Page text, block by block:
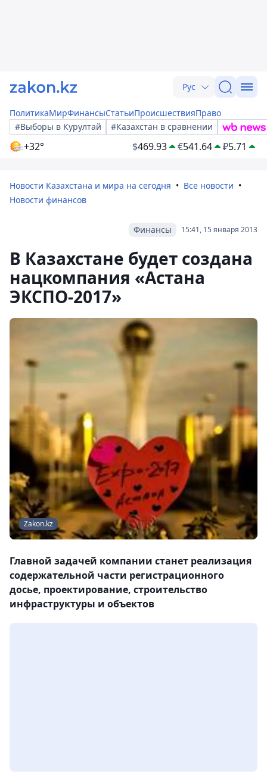
Рус
ПолитикаМирФинансыСтатьиПроисшествияПраво
#Выборы в Курултай
#Казахстан в сравнении
+32° $469.93 €541.64 ₽5.71
Новости Казахстана и мира на сегодня
Все новости
Новости финансов
15:41, 15 января 2013
Финансы
В Казахстане будет создана
нацкомпания «Астана
ЭКСПО-2017»
Zakon.kz
Главной задачей компании станет реализация
содержательной части регистрационного
досье, проектирование, строительство
инфраструктуры и объектов